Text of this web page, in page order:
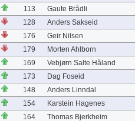
113
Gaute Brådli
128
Anders Sakseid
176
Geir Nilsen
179
Morten Ahlborn
169
Vebjørn Salte Håland
173
Dag Foseid
148
Anders Linndal
154
Karstein Hagenes
164 Thomas Bjerkheim